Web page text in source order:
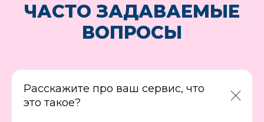
ЧАСТО ЗАДАВАЕМЫЕ
ВОПРОСЫ
Расскажите про ваш сервис, что
это такое?